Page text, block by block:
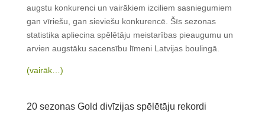
augstu konkurenci un vairākiem izciliem sasniegumiem
gan vīriešu, gan sieviešu konkurencē. Šīs sezonas
statistika apliecina spēlētāju meistarības pieaugumu un
arvien augstāku sacensību līmeni Latvijas boulingā.
(vairāk…)
20 sezonas Gold divīzijas spēlētāju rekordi